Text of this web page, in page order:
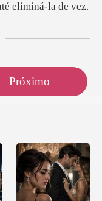
Próximo